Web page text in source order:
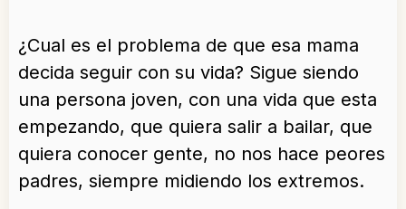
¿Cual es el problema de que esa mama
decida seguir con su vida? Sigue siendo
una persona joven, con una vida que esta
empezando, que quiera salir a bailar, que
quiera conocer gente, no nos hace peores
padres, siempre midiendo los extremos.